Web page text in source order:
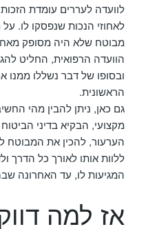
לוועדה לעררים עומדת
לאחוזי הנכות שנפסקו לו.
מבוטח שלא היה מסופק
הוועדה הרפואית, החליט
ובסופו של דבר נשללו ממנו
הראשונית.
גם כאן, ניתן להבין מהי
מקצועי, הבקיא בדיני
הערעור, להכין את המבוטח
ללוות אותו לאורך כל הדרך
המגיעות לו, עד האחרונה
אז למה